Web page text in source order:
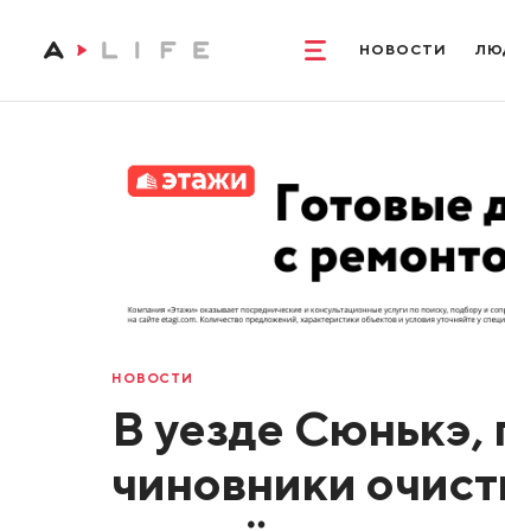
НОВОСТИ
НОВОСТИ
В уезде
чиновники